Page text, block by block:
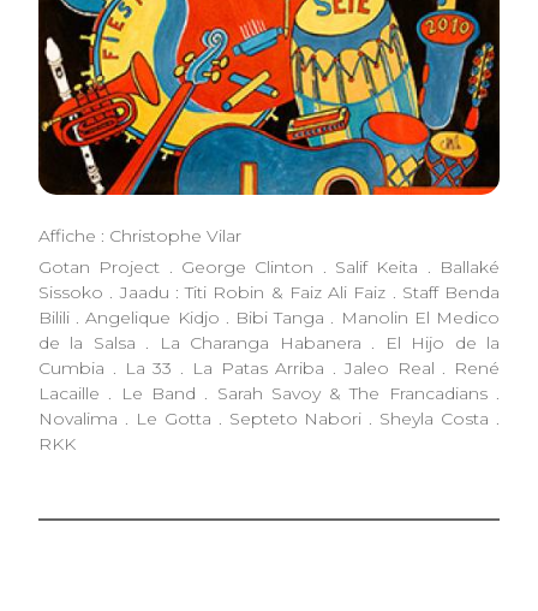
Affiche : Christophe Vilar
Gotan Project . George Clinton . Salif Keita . Ballaké
Sissoko . Jaadu : Titi Robin & Faiz Ali Faiz . Staff Benda
Bilili . Angelique Kidjo . Bibi Tanga . Manolin El Medico
de la Salsa . La Charanga Habanera . El Hijo de la
Cumbia . La 33 . La Patas Arriba . Jaleo Real . René
Lacaille . Le Band . Sarah Savoy & The Francadians .
Novalima . Le Gotta . Septeto Nabori . Sheyla Costa .
RKK